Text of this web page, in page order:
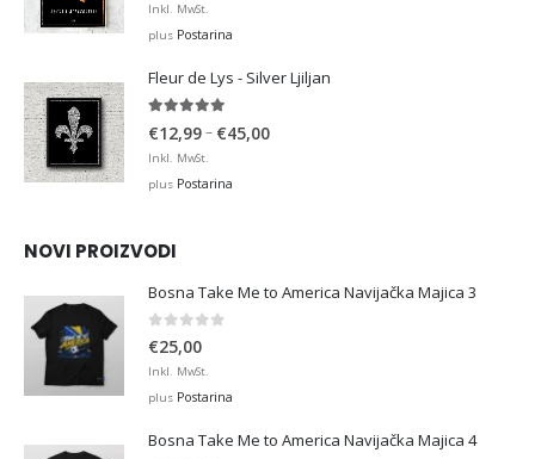
€36,00
Inkl. MwSt.
plus Postarina
Fleur de Lys - Silver Ljiljan
€12,99– €45,00Price
Inkl. MwSt.
plus Postarina
NOVI PROIZVODI
Bosna Take Me to America Navijačka Majica 3
0 out of 5
€25,00
Inkl. MwSt.
plus Postarina
Bosna Take Me to America Navijačka Majica 4